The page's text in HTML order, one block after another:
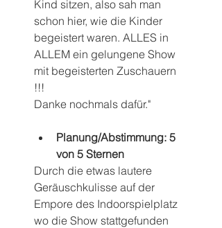
Kind sitzen, also sah man
schon hier, wie die Kinder
begeistert waren. ALLES in
ALLEM ein gelungene Show
mit begeisterten Zuschauern
!!!
Danke nochmals dafür."
Planung/Abstimmung: 5
von 5 Sternen
Durch die etwas lautere
Geräuschkulisse auf der
Empore des Indoorspielplatz
wo die Show stattgefunden